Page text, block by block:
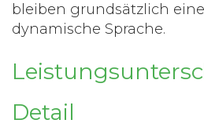
bleiben grundsätzlich
dynamische Sprache.
Detail